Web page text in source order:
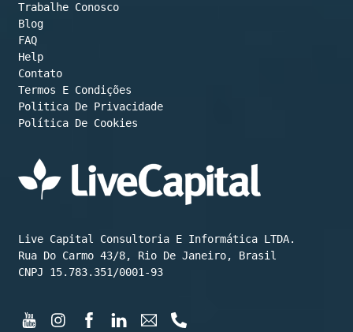
Trabalhe Conosco
Blog
FAQ
Help
Contato
Termos E Condições
Política De Cookies
Live Capital Consultoria E Informática LTDA.
Rua Do Carmo 43/8, Rio De Janeiro, Brasil
CNPJ 15.783.351/0001-93